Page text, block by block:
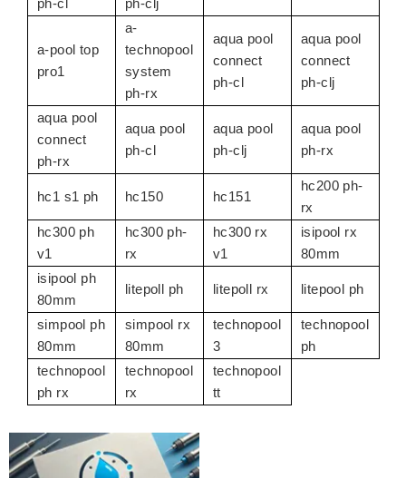
ph-cl ph-clj
a-pool top
pro1
a-
technopool
system
ph-rx
aqua pool
connect
ph-cl
aqua pool
connect
ph-clj
aqua pool
connect
ph-rx
aqua pool
ph-cl
aqua pool
ph-clj
aqua pool
ph-rx
hc1 s1 ph hc150 hc151
hc200 ph-
rx
hc300 ph
v1
hc300 ph-
rx
hc300 rx
v1
isipool rx
80mm
isipool ph
80mm
litepoll ph litepoll rx litepool ph
simpool ph
80mm
simpool rx
80mm
technopool
3
technopool
ph
technopool
ph rx
technopool
rx
technopool
tt